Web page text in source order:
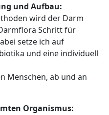
und Aufbau:
wird der Darm
Schritt für
setze ich auf
und eine individuell
Menschen, ab und an
Organismus: